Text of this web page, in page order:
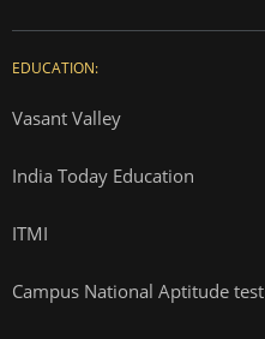
EDUCATION:
Vasant Valley
India Today Education
ITMI
Campus National Aptitude test